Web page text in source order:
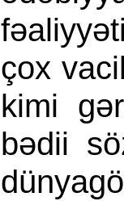
çox
kimi
bədii